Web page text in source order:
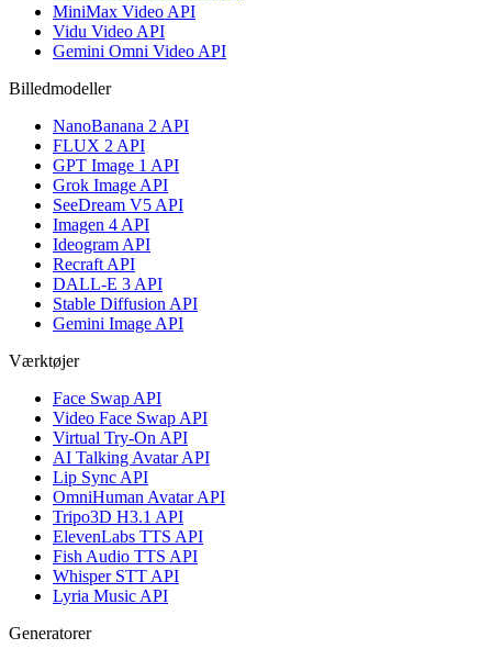
MiniMax Video API
Vidu Video API
Gemini Omni Video API
Billedmodeller
NanoBanana 2 API
FLUX 2 API
GPT Image 1 API
Grok Image API
SeeDream V5 API
Imagen 4 API
Ideogram API
Recraft API
DALL-E 3 API
Stable Diffusion API
Gemini Image API
Værktøjer
Face Swap API
Video Face Swap API
Virtual Try-On API
AI Talking Avatar API
Lip Sync API
OmniHuman Avatar API
Tripo3D H3.1 API
ElevenLabs TTS API
Fish Audio TTS API
Whisper STT API
Lyria Music API
Generatorer